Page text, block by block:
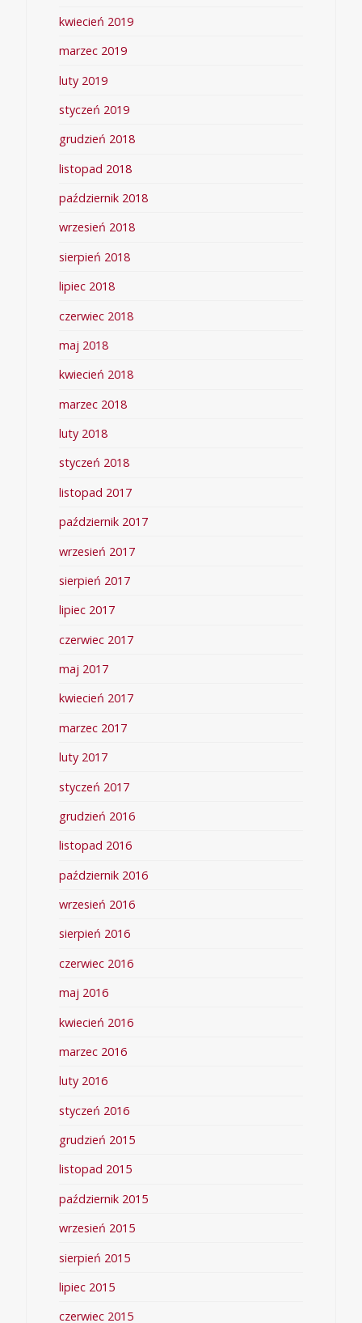
kwiecień 2019
marzec 2019
luty 2019
styczeń 2019
grudzień 2018
listopad 2018
październik 2018
wrzesień 2018
sierpień 2018
lipiec 2018
czerwiec 2018
maj 2018
kwiecień 2018
marzec 2018
luty 2018
styczeń 2018
listopad 2017
październik 2017
wrzesień 2017
sierpień 2017
lipiec 2017
czerwiec 2017
maj 2017
kwiecień 2017
marzec 2017
luty 2017
styczeń 2017
grudzień 2016
listopad 2016
październik 2016
wrzesień 2016
sierpień 2016
czerwiec 2016
maj 2016
kwiecień 2016
marzec 2016
luty 2016
styczeń 2016
grudzień 2015
listopad 2015
październik 2015
wrzesień 2015
sierpień 2015
lipiec 2015
czerwiec 2015